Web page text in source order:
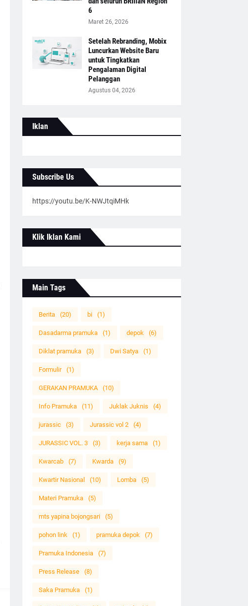
6
Maret 26, 2026
Setelah Rebranding, Mobix
Luncurkan Website Baru
untuk Tingkatkan
Pengalaman Digital
Pelanggan
Agustus 04, 2026
Iklan
Subscribe Us
https://youtu.be/K-NWJtqiMHk
Klik Iklan Kami
Main Tags
Berita (20) bi (1)
Dasadarma pramuka (1) depok (6)
Diklat pramuka (3) Dwi Satya (1)
Formulir (1)
GERAKAN PRAMUKA (10)
Info Pramuka (11) Juklak Juknis (4)
jurassic (3) Jurassic vol 2 (4)
JURASSIC VOL. 3 (3) kerja sama (1)
Kwarcab (7) Kwarda (9)
Kwartir Nasional (10) Lomba (5)
Materi Pramuka (5)
mts yapina bojongsari (5)
pohon link (1) pramuka depok (7)
Pramuka Indonesia (7)
Press Release (8)
Saka Pramuka (1)